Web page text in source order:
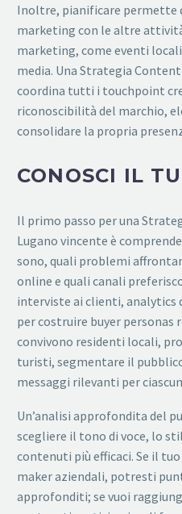
Inoltre, pianificare permette
marketing con le altre
marketing, come eventi
media. Una Strategia
coordina tutti i touchpoint
riconoscibilità del marchio,
consolidare la propria
CONOSCI IL
Il primo passo per una
Lugano vincente è
sono, quali problemi
online e quali canali
interviste ai clienti, analytics
per costruire buyer personas
convivono residenti locali,
turisti, segmentare il
messaggi rilevanti per
Un’analisi approfondita del
scegliere il tono di voce, lo
contenuti più efficaci. Se il
maker aziendali, potresti
approfonditi; se vuoi